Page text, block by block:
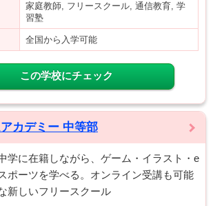
家庭教師, フリースクール, 通信教育, 学
習塾
全国から入学可能
この学校にチェック
カデミー 中等部
学に在籍しながら、ゲーム・イラスト・e
ポーツを学べる。オンライン受講も可能
新しいフリースクール